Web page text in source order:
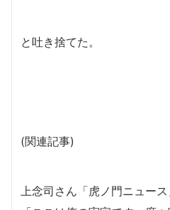
と吐き捨てた。
(関連記事)
上念司さん「虎ノ門ニュー